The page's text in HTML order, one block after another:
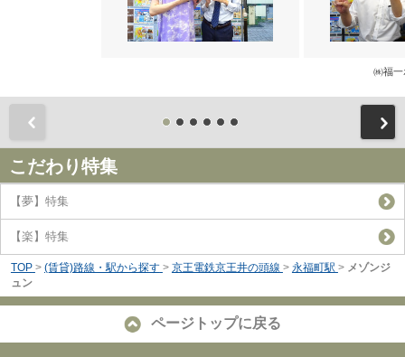
㈱福一
こだわり特集
【夢】特集
【楽】特集
TOP > (賃貸)路線・駅から探す > 京王電鉄京王井の頭線 > 永福町駅 > メゾンジ
ュン
ページトップに戻る